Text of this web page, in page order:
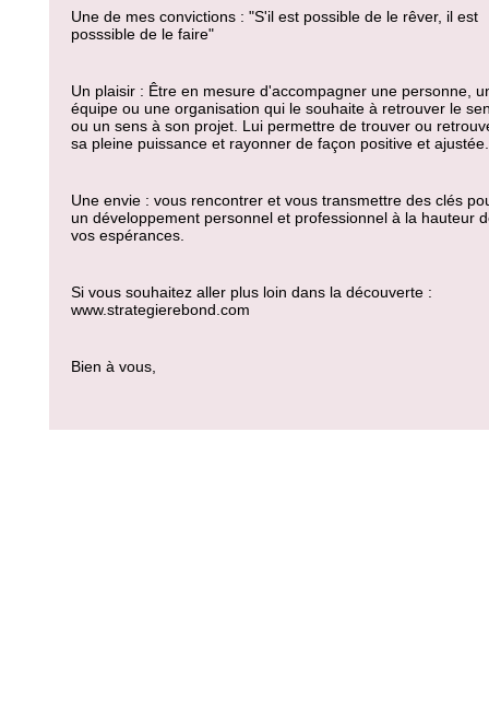
Une de mes convictions : "S'il est possible de le rêver, il est
posssible de le faire"
Un plaisir : Être en mesure d'accompagner une personne,
équipe ou une organisation qui le souhaite à retrouver le
ou un sens à son projet. Lui permettre de trouver ou
sa pleine puissance et rayonner de façon positive et ajustée.
Une envie : vous rencontrer et vous transmettre des clés
un développement personnel et professionnel à la hauteur
vos espérances.
Si vous souhaitez aller plus loin dans la découverte :
www.strategierebond.com
Bien à vous,